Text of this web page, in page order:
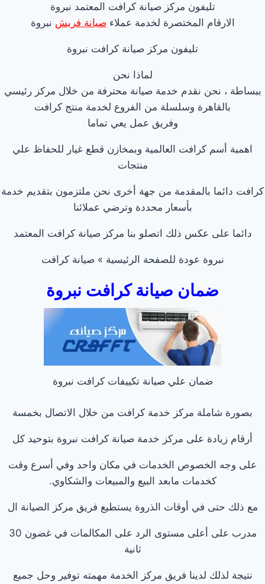
تليفون مركز صيانة كرافت المعتمد نبروة
الارقام المختصرة لخدمة عملاءصيانة فريش نبروة
تليفون مركز صيانة كرافت نبروة
لماذا نحن
ببساطة ، نحن نقدم خدمة صيانة محترفة من خلال مركز رئيسي
بالقاهرة وسلسلة من الفروع لخدمة منتج كرافت
وفريق عمل يعي تماما
اهمية أسم كرافت العالمية وبمخازن قطع غيار للحفاظ علي
منتجات
كرافت دائما بالمقدمة من جهة أخرى نحن ملتزمون بتقديم خدمة
بأسعار محددة وترضي عملائنا
دائما على عكس ذلك اتصلو بنا مركز صيانة كرافت المعتمد
نبروة عودة للصفحة الرئيسية » صيانة كرافت
ضمان صيانة كرافت نبروة
ضمان علي صيانة تكييفات كرافت نبروة
بصورة شاملة مركز خدمة كرافت من خلال الاتصال بخمسة
أرقام زيادة على مركز خدمة صيانة كرافت نبروة بتوحيد كل
على وجه الخصوص الخدمات في مكان واحد وفي أسرع وقت
كخدمات مابعد البيع والمبيعات والشكاوي.
مع ذلك حتى في أوقات الذروة يستطيع فريق مركز الصيانة ال
مدرب على أعلى مستوى الرد على المكالمات في غضون 30
ثانية
نتيجة لذلك لدينا فريق مركز الخدمة مهمته توفير وحل جميع